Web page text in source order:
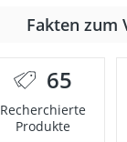
Fakten zum
65
Recherchierte
Produkte